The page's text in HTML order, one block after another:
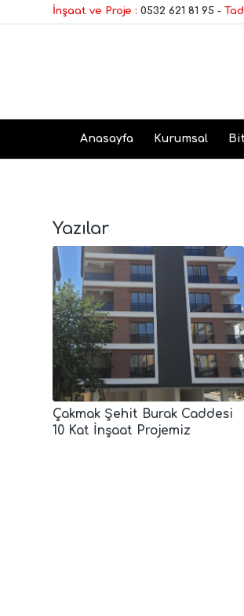
İnşaat ve Proje : 0532 621 81 95 -
Anasayfa Kurumsal
Yazılar
Çakmak Şehit Burak Caddesi
10 Kat İnşaat Projemiz